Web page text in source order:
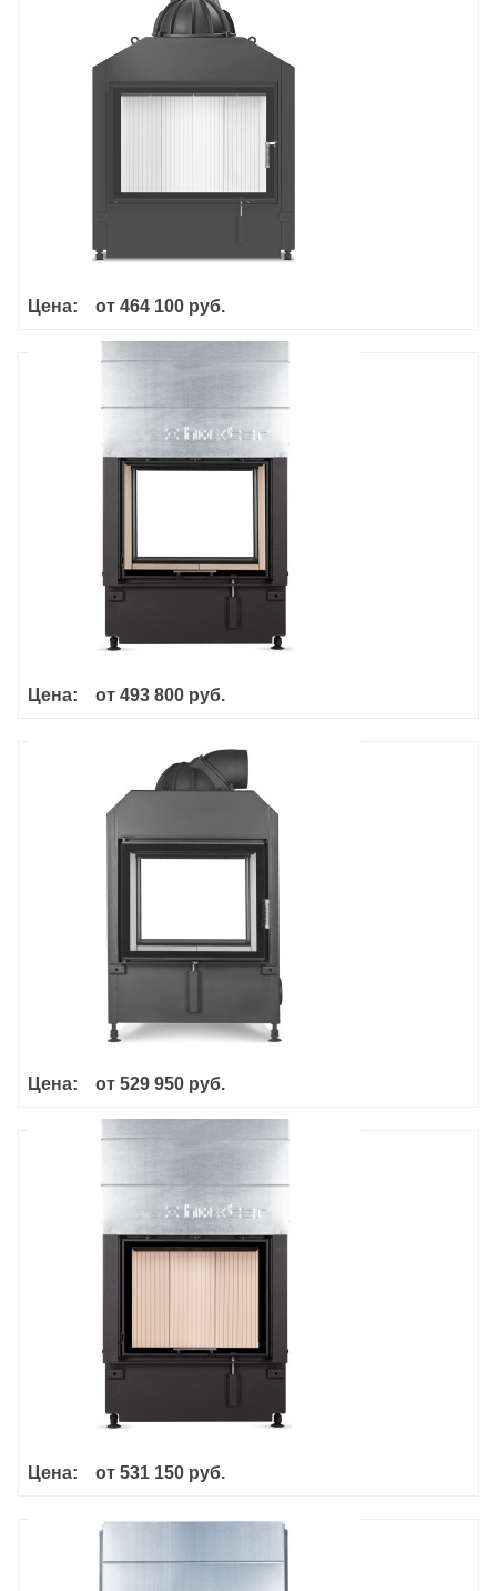
Цена: от 464 100 руб.
Цена: от 493 800 руб.
Haka 63/51T Туннель
Цена: от 529 950 руб.
Цена: от 531 150 руб.